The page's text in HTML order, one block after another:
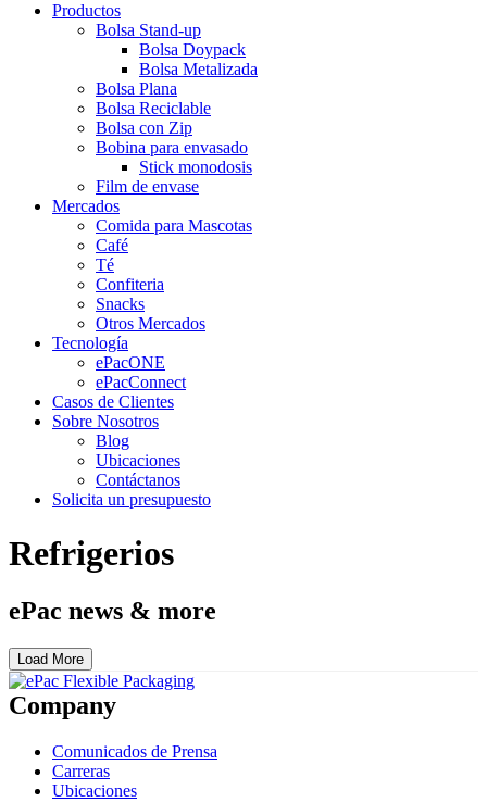
Productos
Bolsa Stand-up
Bolsa Doypack
Bolsa Metalizada
Bolsa Plana
Bolsa Reciclable
Bolsa con Zip
Bobina para envasado
Stick monodosis
Film de envase
Mercados
Comida para Mascotas
Café
Té
Confiteria
Snacks
Otros Mercados
Tecnología
ePacONE
ePacConnect
Casos de Clientes
Sobre Nosotros
Blog
Ubicaciones
Contáctanos
Solicita un presupuesto
Refrigerios
ePac news & more
Load More
Company
Comunicados de Prensa
Carreras
Ubicaciones